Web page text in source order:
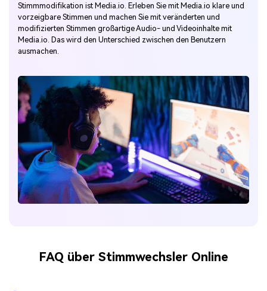
Stimmmodifikation ist Media.io. Erleben Sie mit Media.io klare und
vorzeigbare Stimmen und machen Sie mit veränderten und
modifizierten Stimmen großartige Audio- und Videoinhalte mit
Media.io. Das wird den Unterschied zwischen den Benutzern
ausmachen.
FAQ über Stimmwechsler Online